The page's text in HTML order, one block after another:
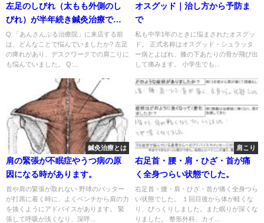
左足のしびれ（太もも外側のし
びれ）が半年続き鍼灸治療で改
善した１症例
Q:「あんさんぶる治療院」に来店する前
は、どんなことで悩んでいましたか? 左足
の痺れがあり、デスクワークでの肩こりに
も悩んでいました。 Q:...
オスグッド｜治し方から予防ま
で
私も中学1年のときに悩まされたオスグッ
ド。 正式名称はオスグッド・シュラッタ
ー病とよばれ、膝の下あたりの骨が飛び出
して痛みます。 小学生でも...
鍼灸治療とは
肩の緊張が不眠症やうつ病の原
因になる時があります。
首や肩の緊張が取れない 野球のバッター
が打席に着く時に、よくベンチから肩の力
を抜くようにアドバイスがあります。 緊
張して呼吸が浅くなり、深呼...
肩こり
右足首・腰・肩・ひざ・首が痛
く全身つらい状態でした。
右足首・腰・肩・ひざ・首が痛く全身つら
い状態でした。 １回目後から体が軽くな
り、びっくりしました。また眠りが深くな
りました。 整形外科、カイ...